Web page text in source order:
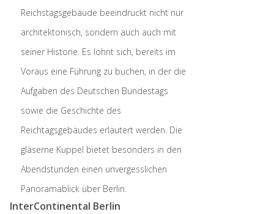
Reichstagsgebäude beeindruckt nicht nur
architektonisch, sondern auch auch mit
seiner Historie. Es lohnt sich, bereits im
Voraus eine Führung zu buchen, in der die
Aufgaben des Deutschen Bundestags
sowie die Geschichte des
Reichtagsgebäudes erläutert werden. Die
gläserne Kuppel bietet besonders in den
Abendstunden einen unvergesslichen
Panoramablick über Berlin.
InterContinental Berlin